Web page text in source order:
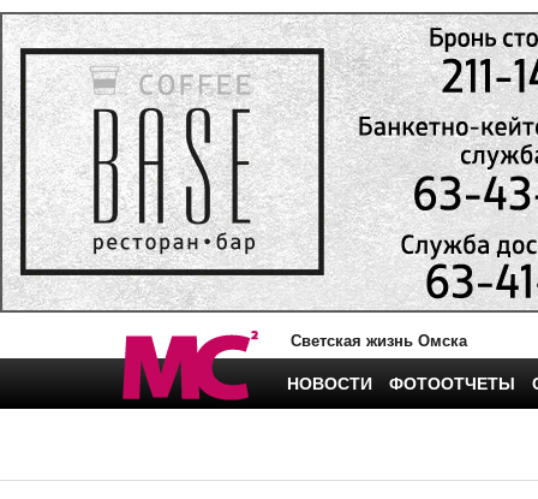
Светская жизнь Омска
НОВОСТИ ФОТООТЧЕТЫ